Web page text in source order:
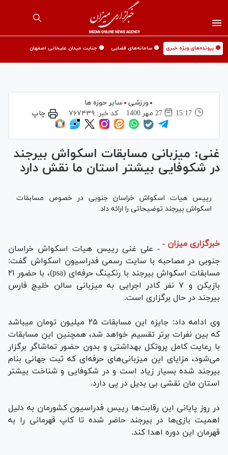
🟡 پرونده‌های ویژه خبری 🟡 سامانه‌های قضایی 🟡 جنایت میدان علیخانی اصفهان
ورزشی
سایر حوزه ها
15:17
27 مهر 1400 کد خبر:۷۶۷۴۳۹ چاپ
غنی: میزبانی مسابقات اسکواش بیرجند
در شکوفایی بیشتر استان ما نقش دارد
رییس هیات اسکواش خراسان جنوبی در خصوص مسابقات
اسکواش بیرجند توضیحاتی را ارائه داد.
خبرگزاری میزان - - علی غنی رییس هیات اسکواش خراسان
جنوبی در مصاحبه با سایت رسمی فدراسیون اسکواش گفت:
مسابقات اسکواش بیرجند با رنکینگ حرفه‌ای (psa)، با حضور ۲۱
بازیکن و ۷ نفر کادر اجرایی به میزبانی سالن خلیج فارس
بیرجند در حال برگزاری است.
وی ادامه داد: جایزه این مسابقات ۲۵ میلیون تومان میباشد
که بین نفرات برتر تقسیم خواهد شد، همچنین این مسابقات
با رعایت کامل پروتکل بهداشتی و بدون حضور تماشاگر برگزار
می‌شود، مزایای این میزبانی‌های حرفه‌ای که ثبت جهانی بنام
بیرجند شده بسیار زیاد است و در شکوفایی و شناخت بیشتر
استان مان نقشی بی بدیل در پی دارد.
در روز پایانی این رقابت‌ها رییس فدراسیون کشورمان به دلیل
اهمیت بازی‌ها در بیرجند حاضر شده تا کاپ قهرمانی را به
قهرمان این دوره اهدا کند.